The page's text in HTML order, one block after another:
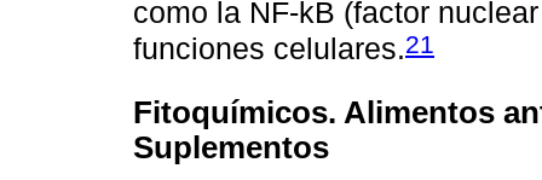
como la NF-kB (factor
funciones celulares.21
Fitoquímicos. Alimentos
Suplementos